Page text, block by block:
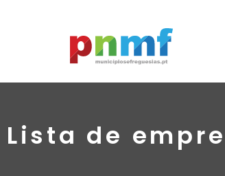
Lista de